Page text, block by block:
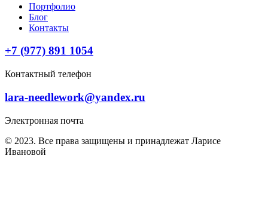
Портфолио
Блог
Контакты
+7 (977) 891 1054
Контактный телефон
lara-needlework@yandex.ru
Электронная почта
© 2023. Все права защищены и принадлежат Ларисе
Ивановой